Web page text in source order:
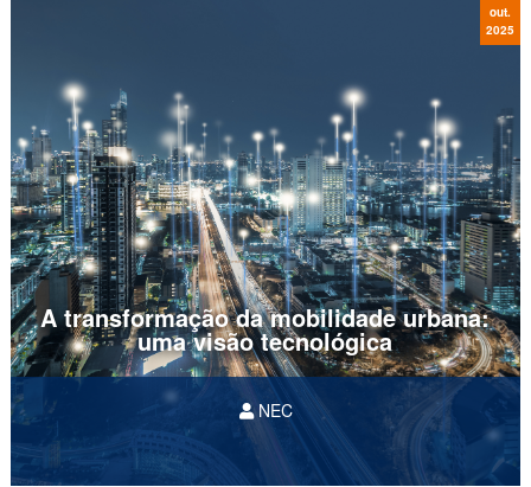
A transformação da mobilidade urbana:
uma visão tecnológica
out.
2025
Canziani
, publicado originalmente
em
Canal AR
NEC